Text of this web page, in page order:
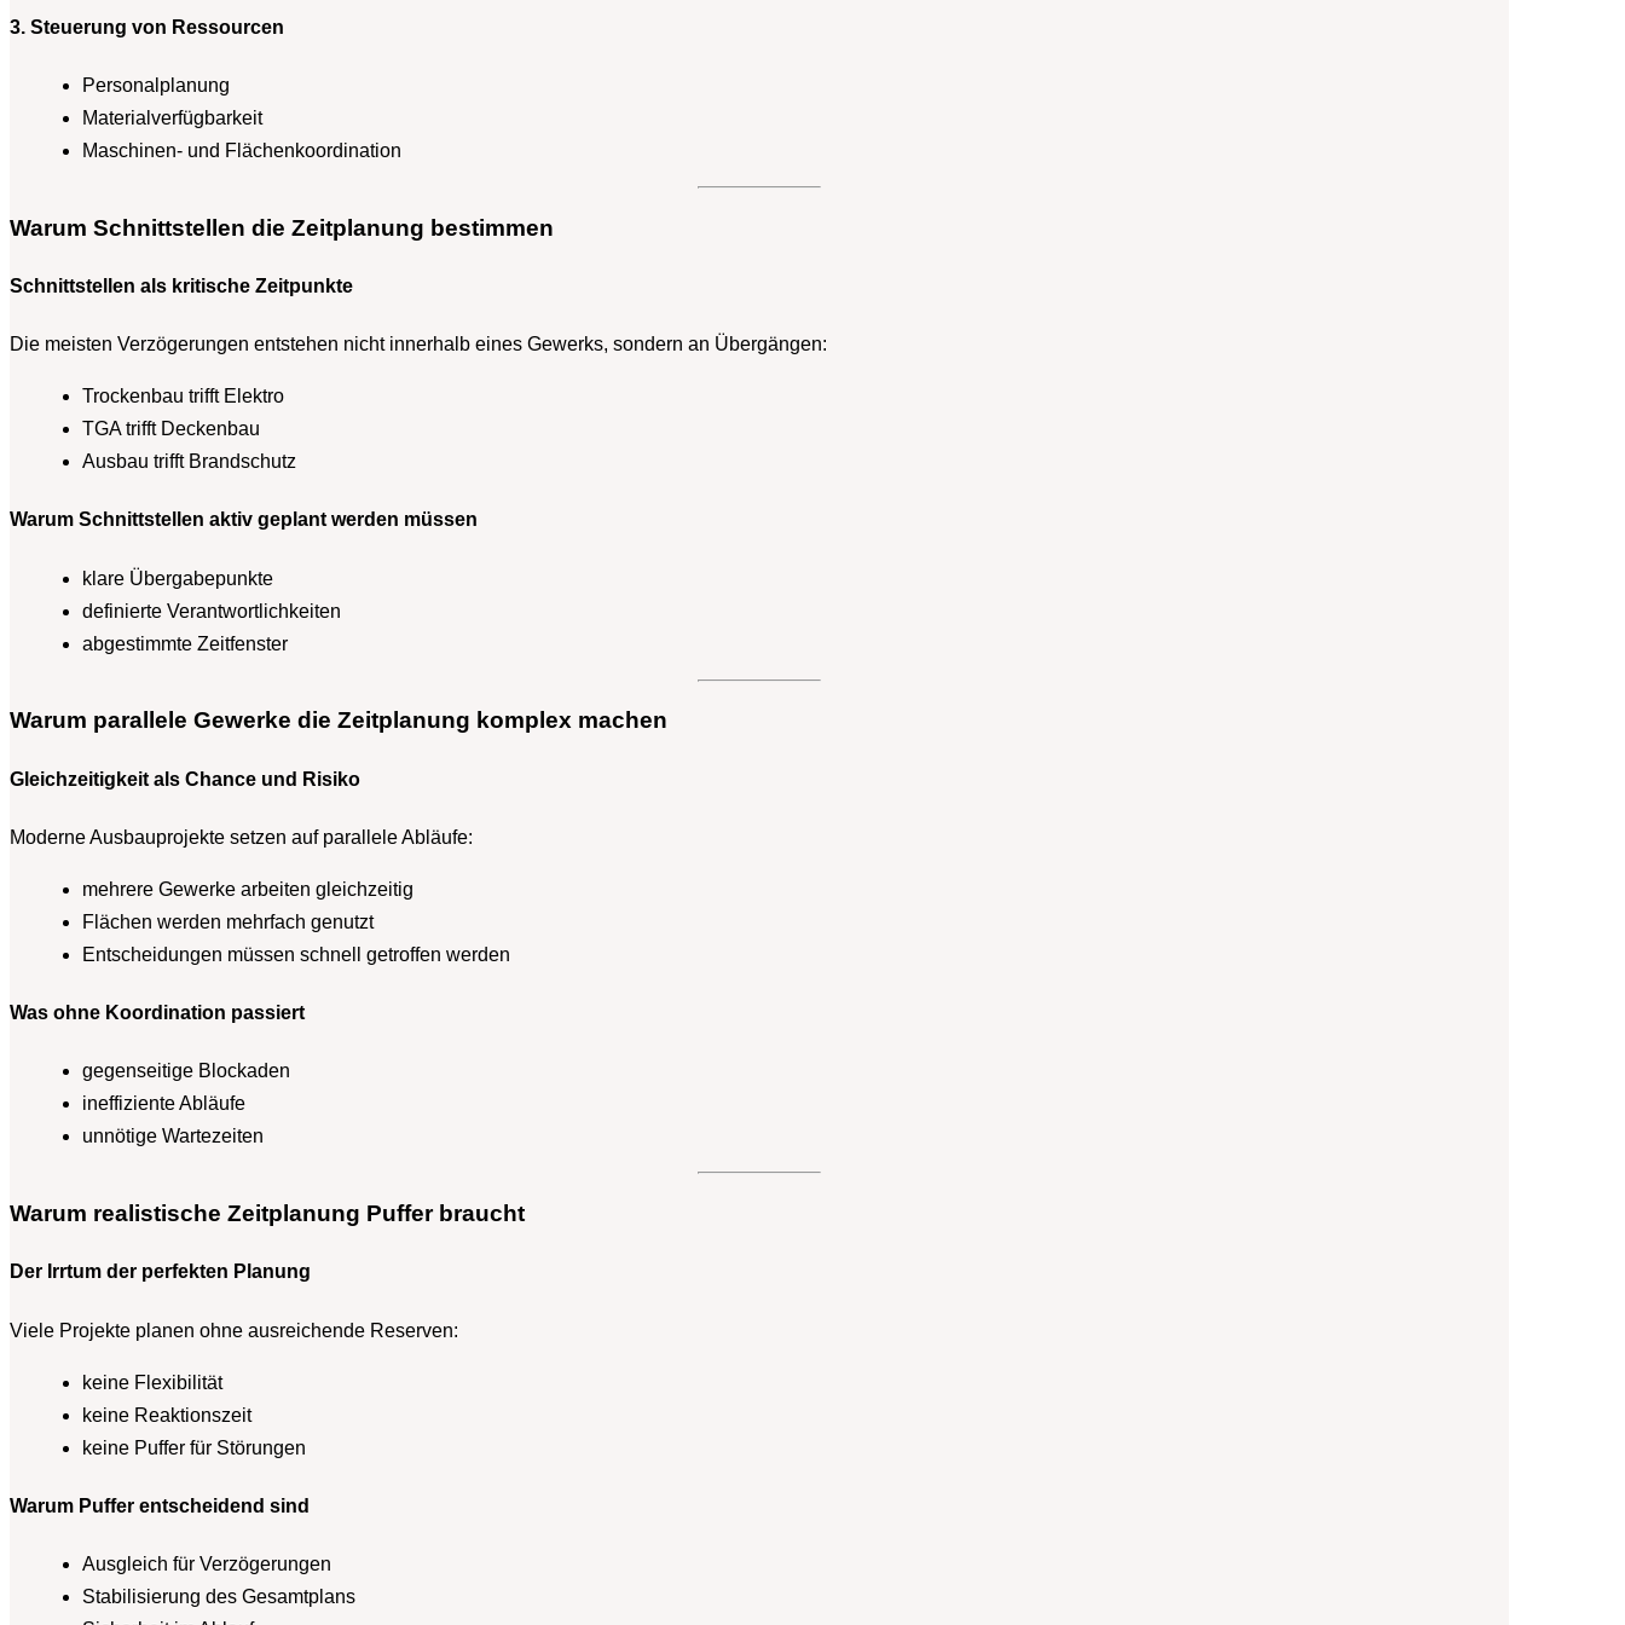
3. Steuerung von Ressourcen
Personalplanung
Materialverfügbarkeit
Maschinen- und Flächenkoordination
Warum Schnittstellen die Zeitplanung bestimmen
Schnittstellen als kritische Zeitpunkte
Die meisten Verzögerungen entstehen nicht innerhalb eines Gewerks, sondern an Übergängen:
Trockenbau trifft Elektro
TGA trifft Deckenbau
Ausbau trifft Brandschutz
Warum Schnittstellen aktiv geplant werden müssen
klare Übergabepunkte
definierte Verantwortlichkeiten
abgestimmte Zeitfenster
Warum parallele Gewerke die Zeitplanung komplex machen
Gleichzeitigkeit als Chance und Risiko
Moderne Ausbauprojekte setzen auf parallele Abläufe:
mehrere Gewerke arbeiten gleichzeitig
Flächen werden mehrfach genutzt
Entscheidungen müssen schnell getroffen werden
Was ohne Koordination passiert
gegenseitige Blockaden
ineffiziente Abläufe
unnötige Wartezeiten
Warum realistische Zeitplanung Puffer braucht
Der Irrtum der perfekten Planung
Viele Projekte planen ohne ausreichende Reserven:
keine Flexibilität
keine Reaktionszeit
keine Puffer für Störungen
Warum Puffer entscheidend sind
Ausgleich für Verzögerungen
Stabilisierung des Gesamtplans